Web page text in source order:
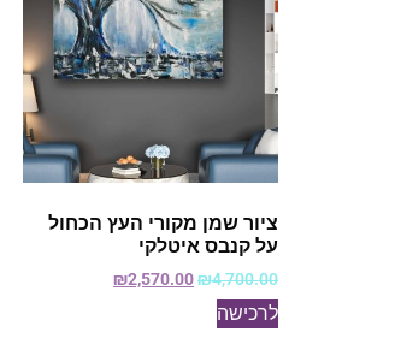
ציור שמן מקורי העץ הכחול
על קנבס איטלקי
₪4,700.00
₪2,570.00
לרכישה